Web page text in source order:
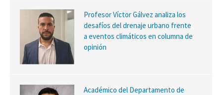
Profesor Víctor Gálvez analiza los
desafíos del drenaje urbano frente
a eventos climáticos en columna de
opinión
Académico del Departamento de